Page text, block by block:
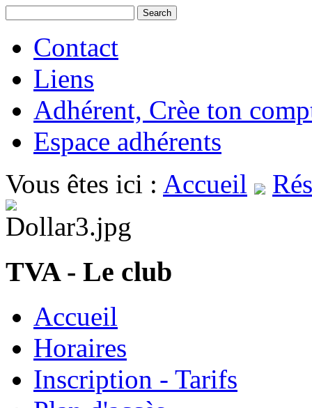
Contact
Liens
Adhérent, Crèe ton
Espace adhérents
Vous êtes ici : Accueil
TVA - Le club
Accueil
Horaires
Inscription - Tarifs